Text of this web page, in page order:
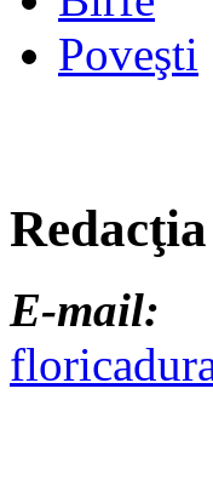
Poveşti
Redacţia
E-mail: